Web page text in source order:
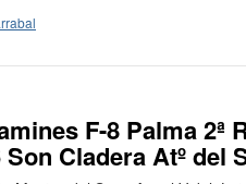
F-8 Palma 2ª
Cladera Atº del